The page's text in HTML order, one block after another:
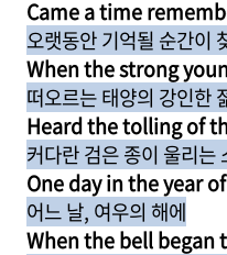
Came a time
오랫동안 기억될 순간이
When the strong
떠오르는 태양의 강인한
Heard the tolling of
커다란 검은 종이 울리는
One day in the year
어느 날, 여우의 해에
When the bell began